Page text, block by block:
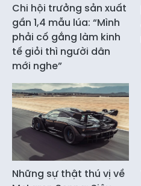
Chi hội trưởng sản xuất
gần 1,4 mẫu lúa: “Mình
phải cố gắng làm kinh
tế giỏi thì người dân
mới nghe”
Những sự thật thú vị về